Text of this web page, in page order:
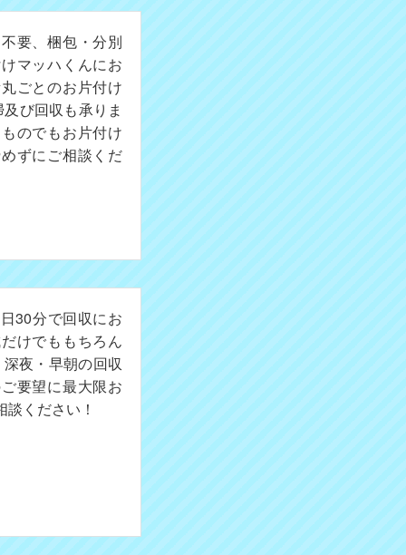
要、梱包・分別
マッハくんにお
ごとのお片付け
び回収も承りま
のでもお片付け
ずにご相談くだ
30分で回収にお
けでももちろん
夜・早朝の回収
要望に最大限お
ください！